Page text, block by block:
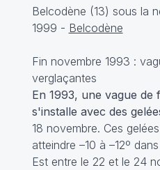
Belcodène (13) sous la
1999 - Belcodène
Fin novembre 1993 :
verglaçantes
En 1993, une vague de
s'installe avec des
18 novembre. Ces
atteindre –10 à –12º
Est entre le 22 et le 24